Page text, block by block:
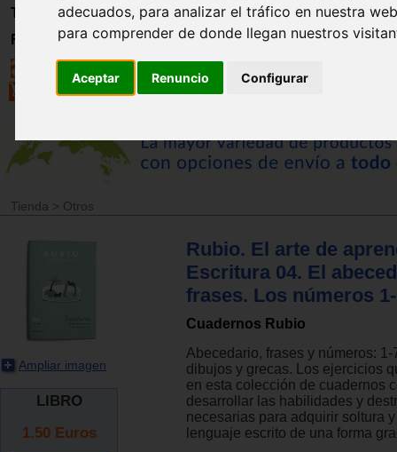
adecuados, para analizar el tráfico en nuestra
para comprender de donde llegan nuestros
Aceptar Renuncio Configurar
Trabajo
Registro
Tienda > Otros
Ampliar imagen
LIBRO
1.50 Euros
Rubio. El arte de
Escritura 04. El
frases. Los números
Cuadernos Rubio
Abecedario, frases y números: 1-
dibujos y grecas. Los ejercicios
en esta colección de cuadernos
desarrollar las habilidades y
necesarias para adquirir soltura
lenguaje escrito de una forma